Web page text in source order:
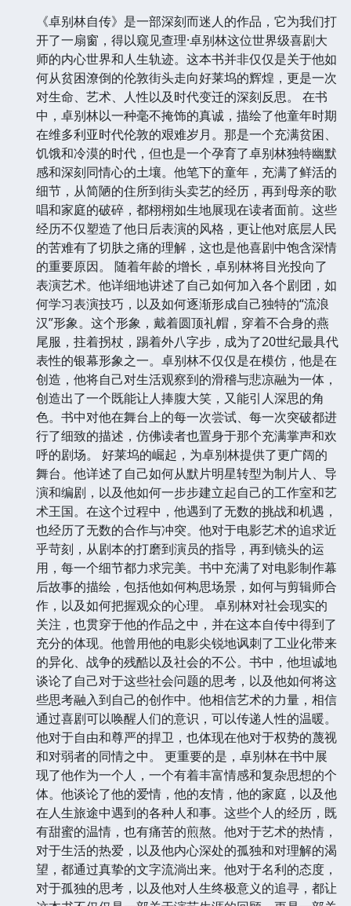
《卓别林自传》是一部深刻而迷人的作品，它为我们打
开了一扇窗，得以窥见查理·卓别林这位世界级喜剧大
师的内心世界和人生轨迹。这本书并非仅仅是关于他如
何从贫困潦倒的伦敦街头走向好莱坞的辉煌，更是一次
对生命、艺术、人性以及时代变迁的深刻反思。 在书
中，卓别林以一种毫不掩饰的真诚，描绘了他童年时期
在维多利亚时代伦敦的艰难岁月。那是一个充满贫困、
饥饿和冷漠的时代，但也是一个孕育了卓别林独特幽默
感和深刻同情心的土壤。他笔下的童年，充满了鲜活的
细节，从简陋的住所到街头卖艺的经历，再到母亲的歌
唱和家庭的破碎，都栩栩如生地展现在读者面前。这些
经历不仅塑造了他日后表演的风格，更让他对底层人民
的苦难有了切肤之痛的理解，这也是他喜剧中饱含深情
的重要原因。 随着年龄的增长，卓别林将目光投向了
表演艺术。他详细地讲述了自己如何加入各个剧团，如
何学习表演技巧，以及如何逐渐形成自己独特的“流浪
汉”形象。这个形象，戴着圆顶礼帽，穿着不合身的燕
尾服，拄着拐杖，踢着外八字步，成为了20世纪最具代
表性的银幕形象之一。卓别林不仅仅是在模仿，他是在
创造，他将自己对生活观察到的滑稽与悲凉融为一体，
创造出了一个既能让人捧腹大笑，又能引人深思的角
色。书中对他在舞台上的每一次尝试、每一次突破都进
行了细致的描述，仿佛读者也置身于那个充满掌声和欢
呼的剧场。 好莱坞的崛起，为卓别林提供了更广阔的
舞台。他详述了自己如何从默片明星转型为制片人、导
演和编剧，以及他如何一步步建立起自己的工作室和艺
术王国。在这个过程中，他遇到了无数的挑战和机遇，
也经历了无数的合作与冲突。他对于电影艺术的追求近
乎苛刻，从剧本的打磨到演员的指导，再到镜头的运
用，每一个细节都力求完美。书中充满了对电影制作幕
后故事的描绘，包括他如何构思场景，如何与剪辑师合
作，以及如何把握观众的心理。 卓别林对社会现实的
关注，也贯穿于他的作品之中，并在这本自传中得到了
充分的体现。他曾用他的电影尖锐地讽刺了工业化带来
的异化、战争的残酷以及社会的不公。书中，他坦诚地
谈论了自己对于这些社会问题的思考，以及他如何将这
些思考融入到自己的创作中。他相信艺术的力量，相信
通过喜剧可以唤醒人们的意识，可以传递人性的温暖。
他对于自由和尊严的捍卫，也体现在他对于权势的蔑视
和对弱者的同情之中。 更重要的是，卓别林在书中展
现了他作为一个人，一个有着丰富情感和复杂思想的个
体。他谈论了他的爱情，他的友情，他的家庭，以及他
在人生旅途中遇到的各种人和事。这些个人的经历，既
有甜蜜的温情，也有痛苦的煎熬。他对于艺术的热情，
对于生活的热爱，以及他内心深处的孤独和对理解的渴
望，都通过真挚的文字流淌出来。他对于名利的态度，
对于孤独的思考，以及他对人生终极意义的追寻，都让